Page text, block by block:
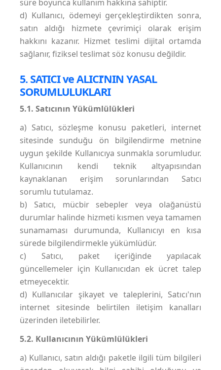
süre boyunca kullanım hakkına sahiptir.
d) Kullanıcı, ödemeyi gerçekleştirdikten sonra,
satın aldığı hizmete çevrimiçi olarak erişim
hakkını kazanır. Hizmet teslimi dijital ortamda
sağlanır, fiziksel teslimat söz konusu değildir.
5. SATICI ve ALICI’NIN YASAL
SORUMLULUKLARI
5.1. Satıcının Yükümlülükleri
a) Satıcı, sözleşme konusu paketleri, internet
sitesinde sunduğu ön bilgilendirme metnine
uygun şekilde Kullanıcıya sunmakla sorumludur.
Kullanıcının kendi teknik altyapısından
kaynaklanan erişim sorunlarından Satıcı
sorumlu tutulamaz.
b) Satıcı, mücbir sebepler veya olağanüstü
durumlar halinde hizmeti kısmen veya tamamen
sunamaması durumunda, Kullanıcıyı en kısa
sürede bilgilendirmekle yükümlüdür.
c) Satıcı, paket içeriğinde yapılacak
güncellemeler için Kullanıcıdan ek ücret talep
etmeyecektir.
d) Kullanıcılar şikayet ve taleplerini, Satıcı'nın
internet sitesinde belirtilen iletişim kanalları
üzerinden iletebilirler.
5.2. Kullanıcının Yükümlülükleri
a) Kullanıcı, satın aldığı paketle ilgili tüm bilgileri